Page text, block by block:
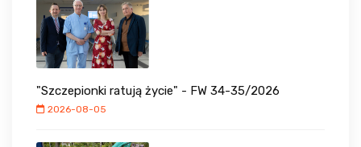
"Szczepionki ratują życie" - FW 34-35/2026
2026-08-05